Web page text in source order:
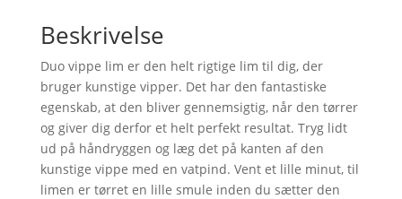
Lille
antal
Beskrivelse
Duo vippe lim er den helt rigtige lim til dig, der
bruger kunstige vipper. Det har den fantastiske
egenskab, at den bliver gennemsigtig, når den tørrer
og giver dig derfor et helt perfekt resultat. Tryg lidt
ud på håndryggen og læg det på kanten af den
kunstige vippe med en vatpind. Vent et lille minut, til
limen er tørret en lille smule inden du sætter den